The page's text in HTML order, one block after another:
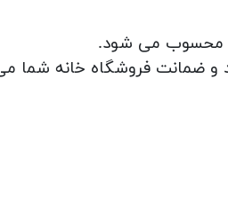
محسوب می شود.
ضمانت فروشگاه خانه شما